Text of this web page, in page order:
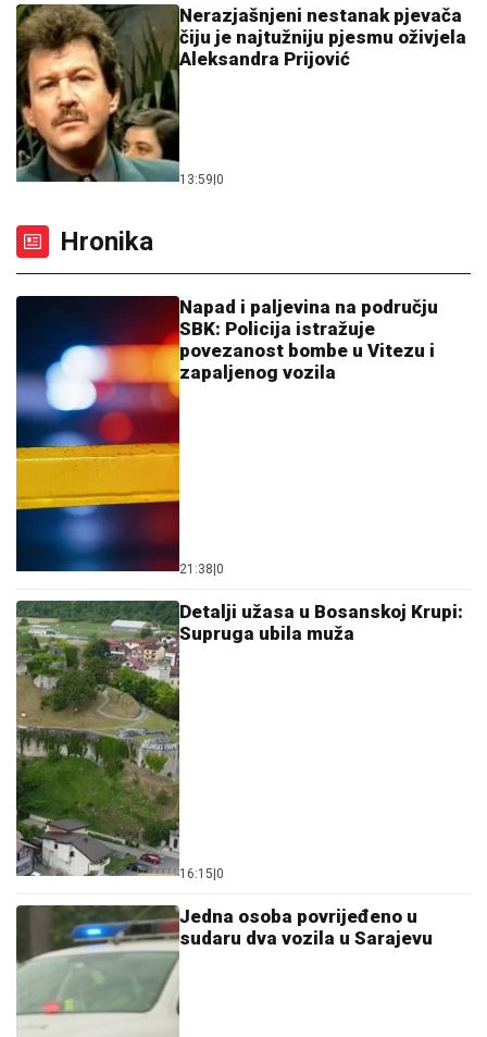
Nerazjašnjeni nestanak pjevača
čiju je najtužniju pjesmu oživjela
Aleksandra Prijović
13:59 0
Hronika
Napad i paljevina na području
SBK: Policija istražuje
povezanost bombe u Vitezu i
zapaljenog vozila
21:38 0
Detalji užasa u Bosanskoj Krupi:
Supruga ubila muža
16:15 0
Јedna osoba povrijeđeno u
sudaru dva vozila u Sarajevu